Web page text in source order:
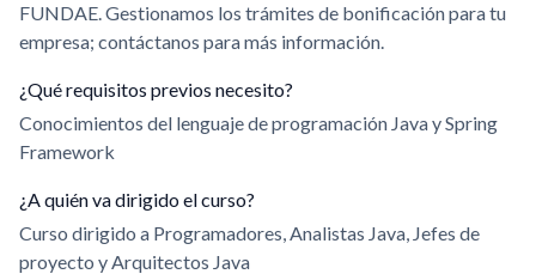
FUNDAE. Gestionamos los trámites de bonificación para tu
empresa; contáctanos para más información.
¿Qué requisitos previos necesito?
Conocimientos del lenguaje de programación Java y Spring
Framework
¿A quién va dirigido el curso?
Curso dirigido a Programadores, Analistas Java, Jefes de
proyecto y Arquitectos Java